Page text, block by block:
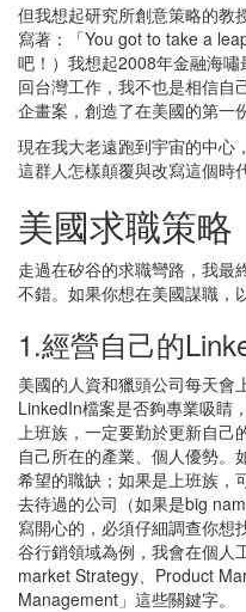
但我想起研究所創意策略的教
寫著：「You got to take a
吧！）我想起2008年金融海
回台灣工作，我不也是相信自
企畫案，創造了在美國的第一
現在我大老遠跑到宇宙的中心
這群人怎樣顛覆與改寫這個時
美國求職策略
走過在矽谷的求職彎路，我最
不錯。如果你想在美國謀職，
1.經營自己的
美國的人資和獵頭公司每天會
LinkedIn檔案是否夠專業吸睛
上班族，一定要勤於更新自
自己所在的產業、個人優勢。
希望的職缺；如果是上班族，
去待過的公司（如果是big
寫開心的，必須仔細調查你想
谷行銷領域為例，我會在個人
market Strategy、Product
Management」這些關鍵字。